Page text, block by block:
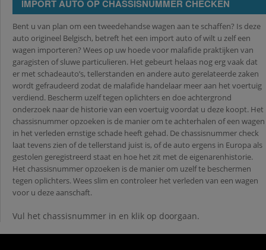
IMPORT AUTO OP CHASSISNUMMER CHECKEN
Bent u van plan om een tweedehandse wagen aan te schaffen? Is deze
auto origineel Belgisch, betreft het een import auto of wilt u zelf een
wagen importeren? Wees op uw hoede voor malafide praktijken van
garagisten of sluwe particulieren. Het gebeurt helaas nog erg vaak dat
er met schadeauto’s, tellerstanden en andere auto gerelateerde zaken
wordt gefraudeerd zodat de malafide handelaar meer aan het voertuig
verdiend. Bescherm uzelf tegen oplichters en doe achtergrond
onderzoek naar de historie van een voertuig voordat u deze koopt. Het
chassisnummer opzoeken is de manier om te achterhalen of een wagen
in het verleden ernstige schade heeft gehad. De chassisnummer check
laat tevens zien of de tellerstand juist is, of de auto ergens in Europa als
gestolen geregistreerd staat en hoe het zit met de eigenarenhistorie.
Het chassisnummer opzoeken is de manier om uzelf te beschermen
tegen oplichters. Wees slim en controleer het verleden van een wagen
voor u deze aanschaft.
Vul het chassisnummer in en klik op doorgaan.